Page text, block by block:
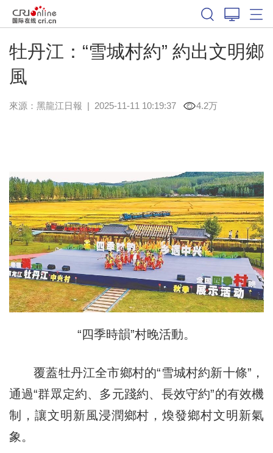
牡丹江：“雪城村約” 約出文明鄉
風
來源： 黑龍江日報 | 2025-11-11 10:19:37 4.2万
“四季時韻”村晚活動。
覆蓋牡丹江全市鄉村的“雪城村約新十條”，
通過“群眾定約、多元踐約、長效守約”的有效機
制，讓文明新風浸潤鄉村，煥發鄉村文明新氣
象。